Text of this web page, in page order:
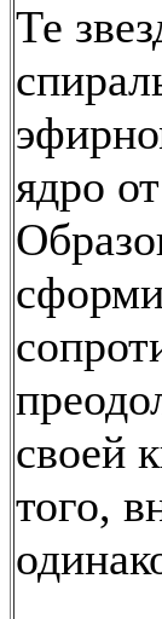
Те
ядро
своей
того,